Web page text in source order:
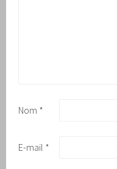
Nom *
E-mail *